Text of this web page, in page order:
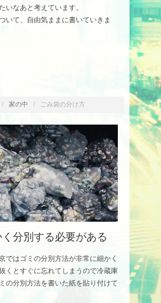
いなあと考えています。
いて、自由気ままに書いていきま
/ 家の中 / ごみ袋の分け方
く分別する必要がある
ではゴミの分別方法が非常に細かく
くとすぐに忘れてしまうので冷蔵庫
の分別方法を書いた紙を貼り付けて